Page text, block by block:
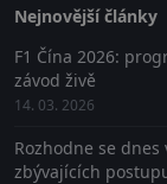
Nejnovější články
F1 Čína 2026:
závod živě
14. 03. 2026
Rozhodne se
zbývajících